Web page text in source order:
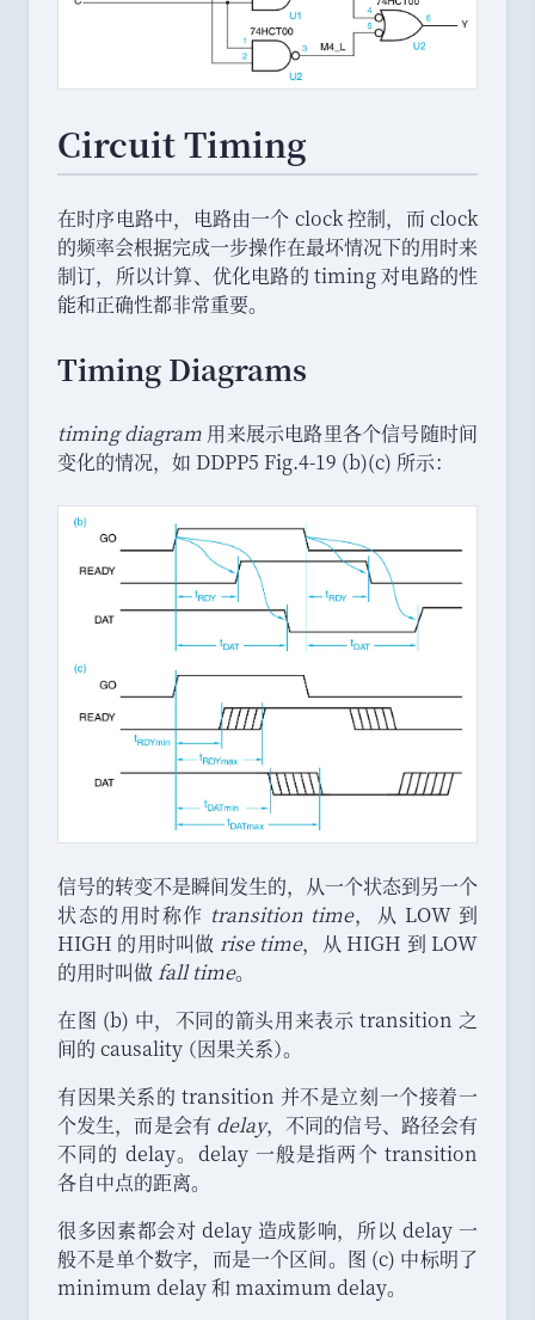
Circuit Timing
在时序电路中， 电路由一个 clock 控制， 而 clock
的频率会根据完成一步操作在最坏情况下的用时来
制订， 所以计算、 优化电路的 timing 对电路的性
能和正确性都非常重要。
Timing Diagrams
timing diagram 用来展示电路里各个信号随时间
变化的情况， 如 DDPP5 Fig.4-19 (b)(c) 所示：
信号的转变不是瞬间发生的， 从一个状态到另一个
状态的用时称作 transition time，
从 LOW 到
HIGH 的用时叫做 rise time，
从 HIGH 到 LOW
的用时叫做fall time。
在图 (b) 中，
不同的箭头用来表示 transition 之
间的 causality （因果关系）。
有因果关系的 transition 并不是立刻一个接着一
个发生， 而是会有 delay， 不同的信号、 路径会有
不同的 delay。 delay 一般是指两个 transition
各自中点的距离。
很多因素都会对 delay 造成影响，
所以 delay 一
般不是单个数字， 而是一个区间。 图 (c) 中标明了
minimum delay 和 maximum delay。